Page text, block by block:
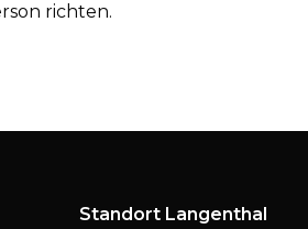
richten.
Standort Langenthal